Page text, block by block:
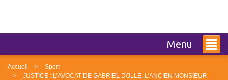
Menu
Accueil
Sport
JUSTICE : L’AVOCAT DE GABRIEL DOLLE, L’ANCIEN MONSIEUR